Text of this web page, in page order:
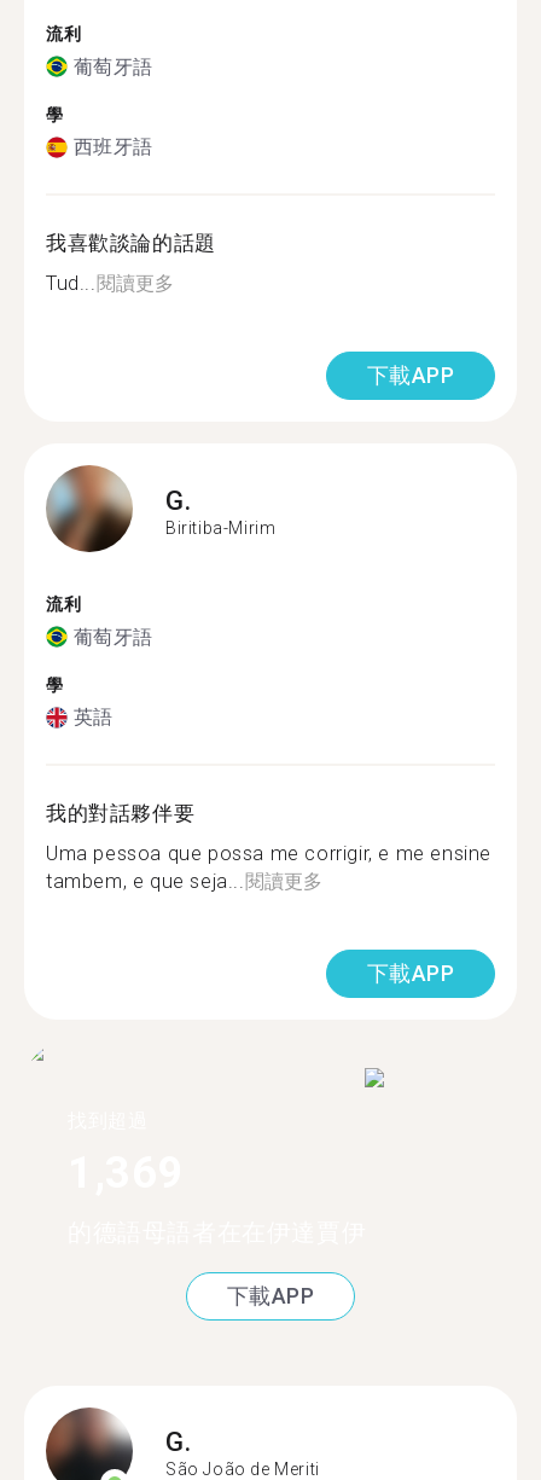
流利
葡萄牙語
學
西班牙語
我喜歡談論的話題
Tud...閱讀更多
下載APP
G.
Biritiba-Mirim
流利
葡萄牙語
學
英語
我的對話夥伴要
Uma pessoa que possa me corrigir, e me ensine
tambem, e que seja...閱讀更多
下載APP
下載APP
G.
São João de Meriti